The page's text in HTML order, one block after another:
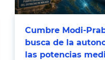
Cumbre Modi-
busca de la
las potencias